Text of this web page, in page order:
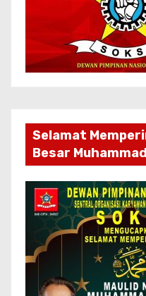
Selamat
Besar